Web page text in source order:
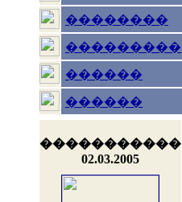
��������
���������
������
������
�����������
02.03.2005